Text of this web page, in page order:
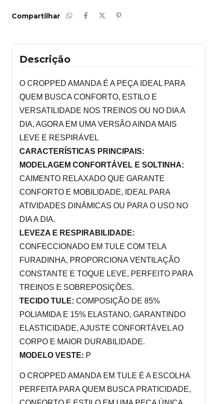
Compartilhar
Descrição
O CROPPED AMANDA É A PEÇA IDEAL PARA
QUEM BUSCA CONFORTO, ESTILO E
VERSATILIDADE NOS TREINOS OU NO DIA A
DIA, AGORA EM UMA VERSÃO AINDA MAIS
LEVE E RESPIRÁVEL
CARACTERÍSTICAS PRINCIPAIS:
MODELAGEM CONFORTÁVEL E SOLTINHA:
CAIMENTO RELAXADO QUE GARANTE
CONFORTO E MOBILIDADE, IDEAL PARA
ATIVIDADES DINÂMICAS OU PARA O USO NO
DIA A DIA.
LEVEZA E RESPIRABILIDADE:
CONFECCIONADO EM TULE COM TELA
FURADINHA, PROPORCIONA VENTILAÇÃO
CONSTANTE E TOQUE LEVE, PERFEITO PARA
TREINOS E SOBREPOSIÇÕES.
TECIDO TULE: COMPOSIÇÃO DE 85%
POLIAMIDA E 15% ELASTANO, GARANTINDO
ELASTICIDADE, AJUSTE CONFORTÁVEL AO
CORPO E MAIOR DURABILIDADE.
MODELO VESTE: P
O CROPPED AMANDA EM TULE É A ESCOLHA
PERFEITA PARA QUEM BUSCA PRATICIDADE,